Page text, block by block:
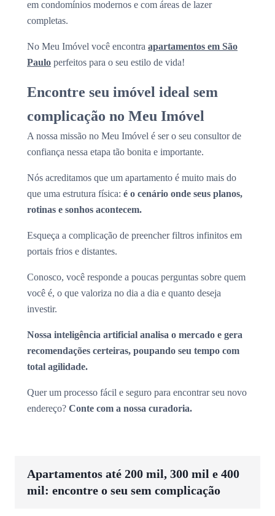
em condomínios modernos e com áreas de lazer
completas.
No Meu Imóvel você encontra apartamentos em São
Paulo perfeitos para o seu estilo de vida!
Encontre seu imóvel ideal sem
complicação no Meu Imóvel
A nossa missão no Meu Imóvel é ser o seu consultor de
confiança nessa etapa tão bonita e importante.
Nós acreditamos que um apartamento é muito mais do
que uma estrutura física: é o cenário onde seus planos,
rotinas e sonhos acontecem.
Esqueça a complicação de preencher filtros infinitos em
portais frios e distantes.
Conosco, você responde a poucas perguntas sobre quem
você é, o que valoriza no dia a dia e quanto deseja
investir.
Nossa inteligência artificial analisa o mercado e gera
recomendações certeiras, poupando seu tempo com
total agilidade.
Quer um processo fácil e seguro para encontrar seu novo
endereço? Conte com a nossa curadoria.
Apartamentos até 200 mil, 300 mil e 400
mil: encontre o seu sem complicação